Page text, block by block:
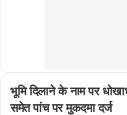
भूमि दिलाने के नाम पर
समेत पांच पर मुकदमा दर्ज